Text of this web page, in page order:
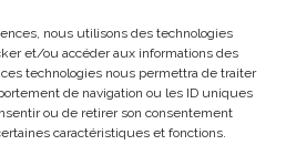
nous utilisons des technologies
et/ou accéder aux informations des
technologies nous permettra de traiter
de navigation ou les ID uniques
ou de retirer son consentement
caractéristiques et fonctions.